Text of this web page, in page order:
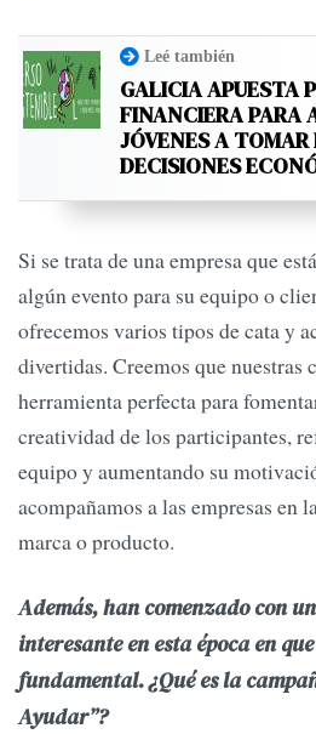
Leé también
GALICIA APUESTA
FINANCIERA PARA
JÓVENES A TOMAR
DECISIONES
Si se trata de una empresa que
algún evento para su equipo o
ofrecemos varios tipos de cata y
divertidas. Creemos que nuestras
herramienta perfecta para
creatividad de los participantes,
equipo y aumentando su
acompañamos a las empresas en
marca o producto.
Además, han comenzado con
interesante en esta época en
fundamental. ¿Qué es la
Ayudar”?